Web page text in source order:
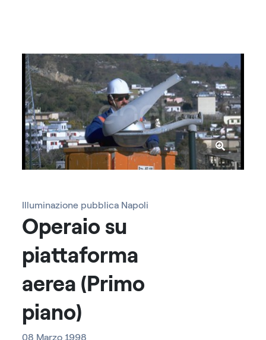
Illuminazione pubblica Napoli
Operaio su
piattaforma
aerea (Primo
piano)
08 Marzo 1998